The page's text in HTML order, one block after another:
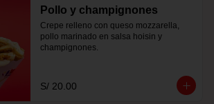
Pollo y champignones
Crepe relleno con queso mozzarella,
pollo marinado en salsa hoisin y
champignones.
S/ 20.00